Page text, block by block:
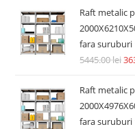
Raft metalic
fara suruburi
5445.00lei
Raft metalic
fara suruburi